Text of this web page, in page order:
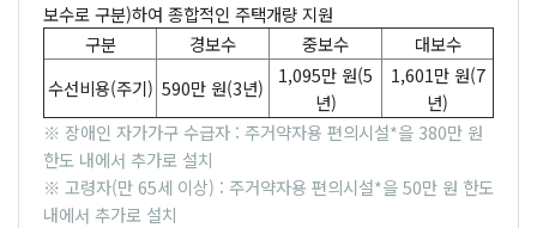
보수로 구분)하여 종합적인 주택개량 지원
구분
경보수 중보수
대보수
수선비용(주기) 590만 원(3년)
1,095만 원(5
년)
1,601만 원(7
년)
※ 장애인 자가가구 수급자 : 주거약자용 편의시설*을 380만 원
한도 내에서 추가로 설치
※ 고령자(만 65세 이상) : 주거약자용 편의시설*을 50만 원 한도
내에서 추가로 설치